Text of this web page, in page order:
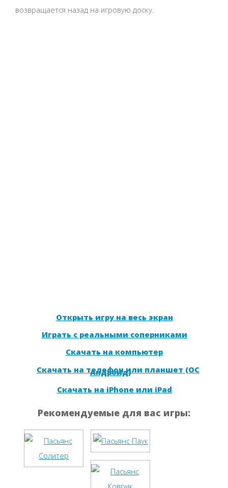
возвращается назад на игровую доску.
Открыть игру на весь экран
Играть с реальными соперниками
Скачать на компьютер
Скачать на телефон или планшет (ОС
Андроид)
Скачать на iPhone или iPad
Рекомендуемые для вас игры: